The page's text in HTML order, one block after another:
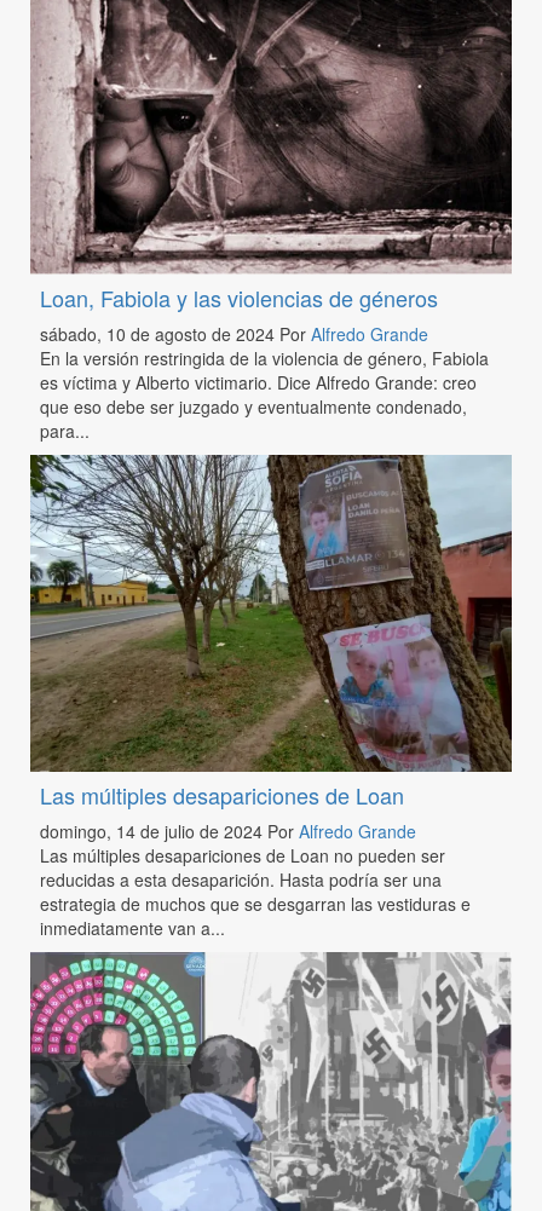
Loan, Fabiola y las violencias de géneros
sábado, 10 de agosto de 2024 Por Alfredo Grande
En la versión restringida de la violencia de género, Fabiola
es víctima y Alberto victimario. Dice Alfredo Grande: creo
que eso debe ser juzgado y eventualmente condenado,
para...
Las múltiples desapariciones de Loan
domingo, 14 de julio de 2024 Por Alfredo Grande
Las múltiples desapariciones de Loan no pueden ser
reducidas a esta desaparición. Hasta podría ser una
estrategia de muchos que se desgarran las vestiduras e
inmediatamente van a...